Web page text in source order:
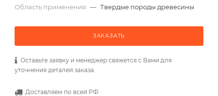
Область применения — Твердые породы древесины
ЗАКАЗАТЬ
Оставьте заявку и менеджер свяжется с Вами для
уточнения деталей заказа.
Доставляем по всей РФ.